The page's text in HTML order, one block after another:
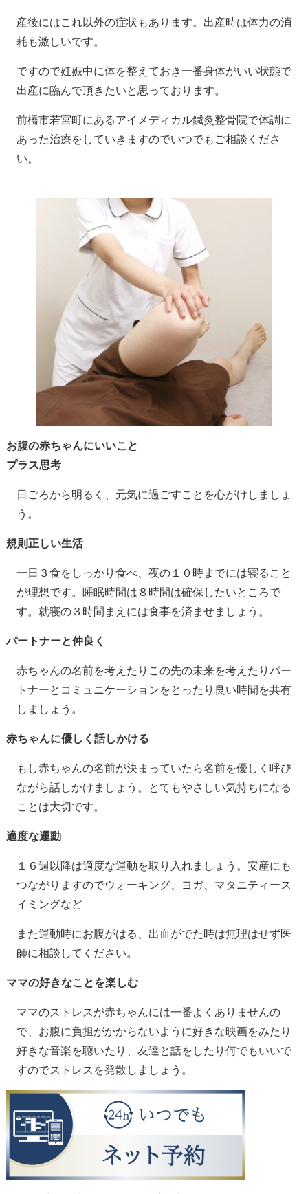
産後にはこれ以外の症状もあります。出産時は体力の消
耗も激しいです。
ですので妊娠中に体を整えておき一番身体がいい状態で
出産に臨んで頂きたいと思っております。
前橋市若宮町にあるアイメディカル鍼灸整骨院で体調に
あった治療をしていきますのでいつでもご相談くださ
い。
お腹の赤ちゃんにいいこと
プラス思考
日ごろから明るく、元気に過ごすことを心がけしましょ
う。
規則正しい生活
一日３食をしっかり食べ、夜の１０時までには寝ること
が理想です。睡眠時間は８時間は確保したいところで
す。就寝の３時間まえには食事を済ませましょう。
パートナーと仲良く
赤ちゃんの名前を考えたりこの先の未来を考えたりパー
トナーとコミュニケーションをとったり良い時間を共有
しましょう。
赤ちゃんに優しく話しかける
もし赤ちゃんの名前が決まっていたら名前を優しく呼び
ながら話しかけましょう。とてもやさしい気持ちになる
ことは大切です。
適度な運動
１６週以降は適度な運動を取り入れましょう。安産にも
つながりますのでウォーキング、ヨガ、マタニティース
イミングなど
また運動時にお腹がはる、出血がでた時は無理はせず医
師に相談してください。
ママの好きなことを楽しむ
ママのストレスが赤ちゃんには一番よくありませんの
で、お腹に負担がかからないように好きな映画をみたり
好きな音楽を聴いたり、友達と話をしたり何でもいいで
すのでストレスを発散しましょう。